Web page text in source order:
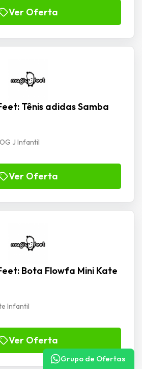
Ver Oferta
Tênis adidas Samba
J Infantil
Ver Oferta
Bota Flowfa Mini Kate
Infantil
Ver Oferta
Grupo de Ofertas